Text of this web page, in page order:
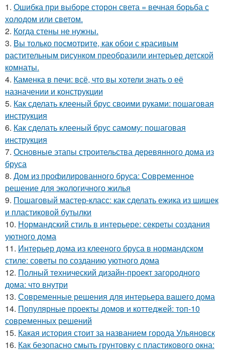
1. Ошибка при выборе сторон света = вечная борьба с
холодом или светом.
2. Когда стены не нужны.
3. Вы только посмотрите, как обои с красивым
растительным рисунком преобразили интерьер детской
комнаты.
4. Каменка в печи: всё, что вы хотели знать о её
назначении и конструкции
5. Как сделать клееный брус своими руками: пошаговая
инструкция
6. Как сделать клееный брус самому: пошаговая
инструкция
7. Основные этапы строительства деревянного дома из
бруса
8. Дом из профилированного бруса: Современное
решение для экологичного жилья
9. Пошаговый мастер-класс: как сделать ежика из шишек
и пластиковой бутылки
10. Нормандский стиль в интерьере: секреты создания
уютного дома
11. Интерьер дома из клееного бруса в нормандском
стиле: советы по созданию уютного дома
12. Полный технический дизайн-проект загородного
дома: что внутри
13. Современные решения для интерьера вашего дома
14. Популярные проекты домов и коттеджей: топ-10
современных решений
15. Какая история стоит за названием города Ульяновск
16. Как безопасно смыть грунтовку с пластикового окна: